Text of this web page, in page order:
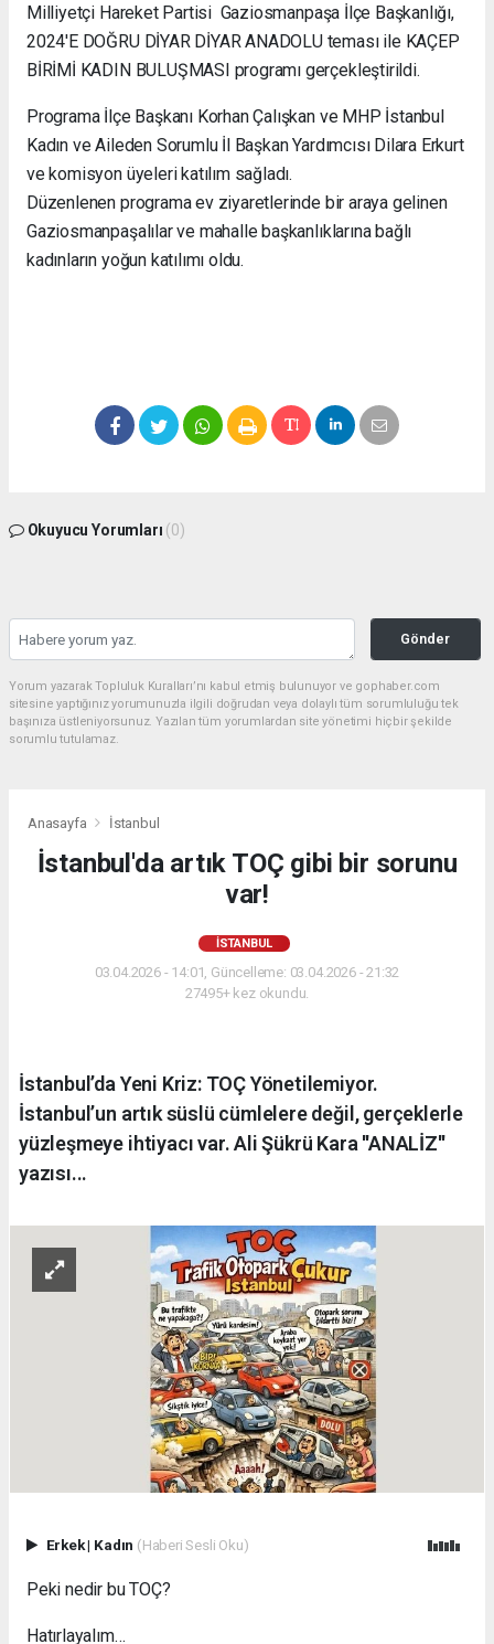
Milliyetçi Hareket Partisi Gaziosmanpaşa İlçe Başkanlığı,
2024'E DOĞRU DİYAR DİYAR ANADOLU teması ile KAÇEP
BİRİMİ KADIN BULUŞMASI programı gerçekleştirildi.
Programa İlçe Başkanı Korhan Çalışkan ve MHP İstanbul
Kadın ve Aileden Sorumlu İl Başkan Yardımcısı Dilara Erkurt
ve komisyon üyeleri katılım sağladı.
Düzenlenen programa ev ziyaretlerinde bir araya gelinen
Gaziosmanpaşalılar ve mahalle başkanlıklarına bağlı
kadınların yoğun katılımı oldu.
Okuyucu Yorumları (0)
Gönder
Yorum yazarak Topluluk Kuralları’nı kabul etmiş bulunuyor ve gophaber.com
sitesine yaptığınız yorumunuzla ilgili doğrudan veya dolaylı tüm sorumluluğu tek
başınıza üstleniyorsunuz. Yazılan tüm yorumlardan site yönetimi hiçbir şekilde
sorumlu tutulamaz.
Anasayfa İstanbul
İstanbul'da artık TOÇ gibi bir sorunu
var!
İSTANBUL
03.04.2026 - 14:01, Güncelleme: 03.04.2026 - 21:32
27495+ kez okundu.
İstanbul’da Yeni Kriz: TOÇ Yönetilemiyor.
İstanbul’un artık süslü cümlelere değil, gerçeklerle
yüzleşmeye ihtiyacı var. Ali Şükrü Kara ''ANALİZ''
yazısı...
Erkek| Kadın (Haberi Sesli Oku)
Peki nedir bu TOÇ?
Hatırlayalım…